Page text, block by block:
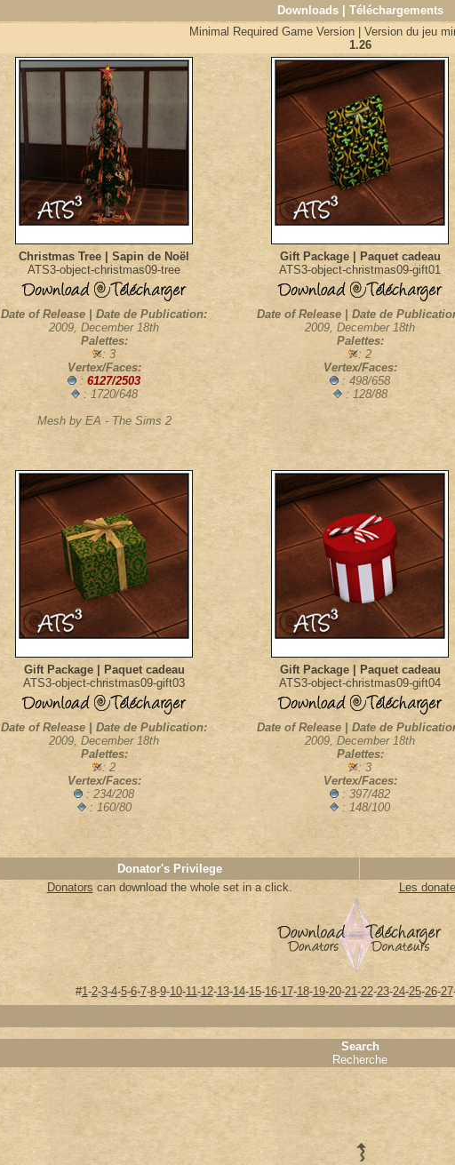
Downloads | Téléchargements
Minimal Required Game Version | Version du jeu
1.26
Christmas Tree | Sapin de Noël
ATS3-object-christmas09-tree
Gift Package | Paquet cadeau
ATS3-object-christmas09-gift01
Date of Release | Date de Publication:
2009, December 18th
Palettes:
: 3
Vertex/Faces:
: 6127/2503
: 1720/648
Mesh by EA - The Sims 2
Date of Release | Date de
2009, December 18th
Palettes:
: 2
Vertex/Faces:
: 498/658
: 128/88
Gift Package | Paquet cadeau
ATS3-object-christmas09-gift03
Gift Package | Paquet cadeau
ATS3-object-christmas09-gift04
Date of Release | Date de Publication:
2009, December 18th
Palettes:
: 2
Vertex/Faces:
: 234/208
: 160/80
Date of Release | Date de
2009, December 18th
Palettes:
: 3
Vertex/Faces:
: 397/482
: 148/100
Donator's Privilege
Donators can download the whole set in a click. Les
#1-2-3-4-5-6-7-8-9-10-11-12-13-14-15-16-17-18-19-20-21-22-23-24-25-26-27
Search
Recherche